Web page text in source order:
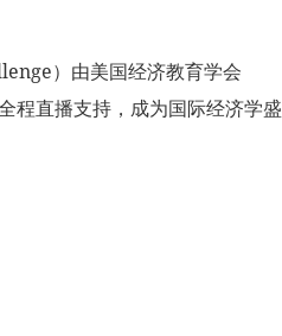
）由美国经济教育学会
程直播支持，成为国际经济学盛